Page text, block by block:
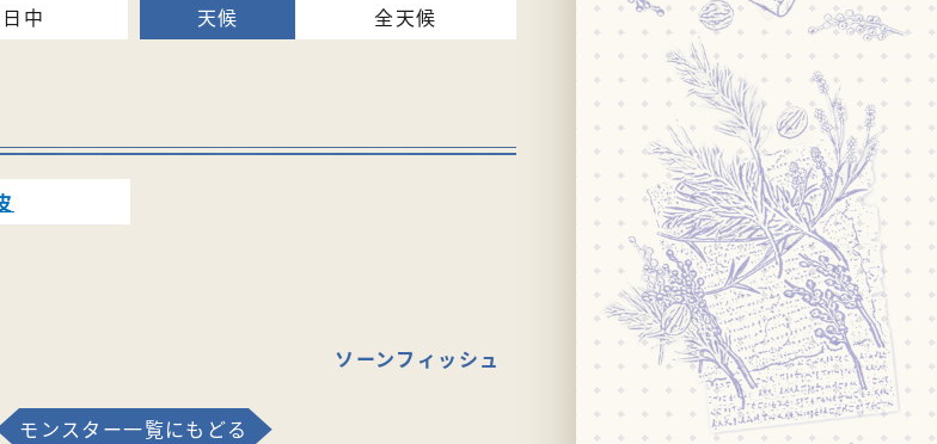
中 全天候
ソーンフィッシュ
モンスター一覧にもどる